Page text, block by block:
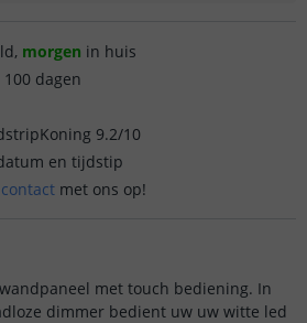
morgen in huis
dagen
9.2/10
en tijdstip
contact met ons op!
met touch bediening. In
dimmer bedient uw uw witte led